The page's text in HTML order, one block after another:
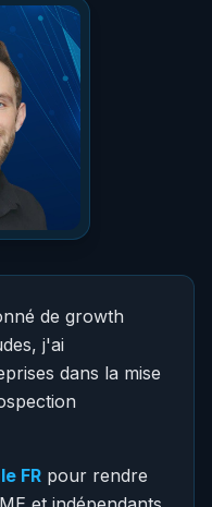
de growth
j'ai
dans la mise
FR pour rendre